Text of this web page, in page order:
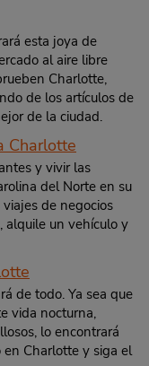
esta joya de
al aire libre
Charlotte,
de los artículos de
de la ciudad.
Charlotte
y vivir las
del Norte en su
de negocios
alquile un vehículo y
de todo. Ya sea que
vida nocturna,
lo encontrará
Charlotte y siga el